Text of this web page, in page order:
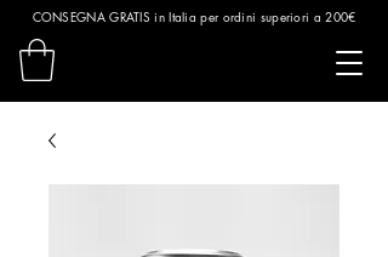
CONSEGNA GRATIS in Italia per ordini superiori a 200€